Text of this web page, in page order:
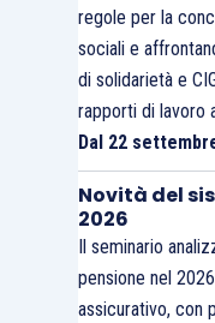
regole per la
sociali e
di solidarietà e
rapporti di lavoro
Dal 22
Novità del
2026
Il seminario
pensione nel
assicurativo, con